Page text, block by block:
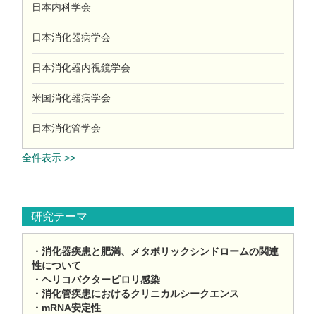
日本内科学会
日本消化器病学会
日本消化器内視鏡学会
米国消化器病学会
日本消化管学会
全件表示 >>
研究テーマ
・消化器疾患と肥満、メタボリックシンドロームの関連
性について
・ヘリコバクターピロリ感染
・消化管疾患におけるクリニカルシークエンス
・mRNA安定性